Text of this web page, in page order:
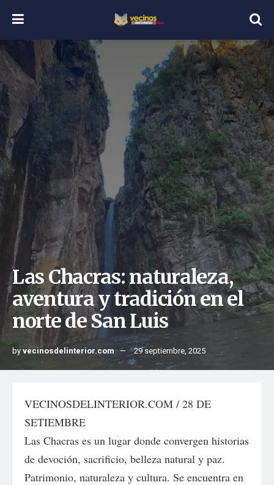
Las Chacras: naturaleza,
aventura y tradición en el
norte de San Luis
byvecinosdelinterior.com 29 septiembre, 2025
VECINOSDELINTERIOR.COM / 28 DE
SETIEMBRE
Las Chacras es un lugar donde convergen historias
de devoción, sacrificio, belleza natural y paz.
Patrimonio, naturaleza y cultura. Se encuentra en